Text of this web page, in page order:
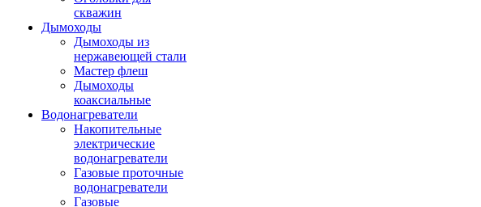
скважин
Дымоходы
Дымоходы из
нержавеющей стали
Мастер флеш
Дымоходы
коаксиальные
Водонагреватели
Накопительные
электрические
водонагреватели
Газовые проточные
водонагреватели
Газовые